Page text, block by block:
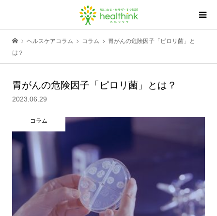
ヘルスケアコラム コラム
胃がんの危険因子「ピロリ菌」と
は？
胃がんの危険因子「ピロリ菌」とは？
2023.06.29
コラム